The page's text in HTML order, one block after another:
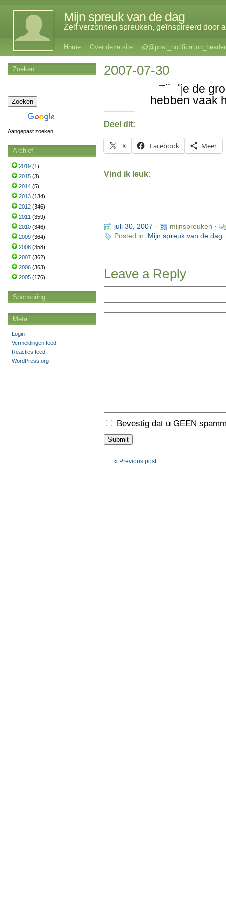
Mijn spreuk van de dag
Zelf verzonnen spreuken, geïnspireerd door
Home Over deze site @@post_notification_header
2007-07-30
Zij die de
hebben vaak
Deel dit:
X Facebook Meer
Vind ik leuk:
juli 30, 2007 ·
mijnspreuken ·
Posted in: Mijn spreuk van de dag
Leave a Reply
Bevestig dat u GEEN
« Previous post
Zoeken
Aangepast zoeken
Archief
2019 (1)
2015 (3)
2014 (5)
2013 (134)
2012 (346)
2011 (359)
2010 (346)
2009 (364)
2008 (358)
2007 (362)
2006 (363)
2005 (176)
Sponsoring
Meta
Login
Vermeldingen feed
Reacties feed
WordPress.org